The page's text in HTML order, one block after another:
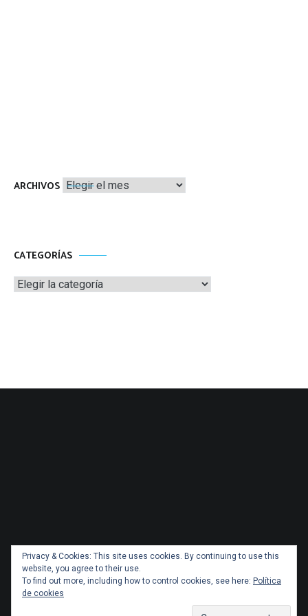
ARCHIVOS Archivos
CATEGORÍAS
Categorías
Copyright 2026 Administracionytransportes.cl Todos los
Privacy & Cookies: This site uses cookies. By continuing to use this
website, you agree to their use.
To find out more, including how to control cookies, see here: Política
de cookies